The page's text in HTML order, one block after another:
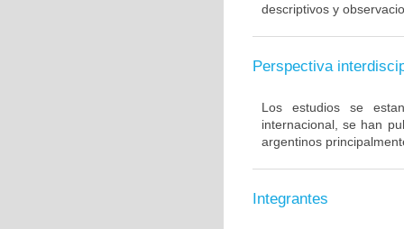
descriptivos y
Perspectiva
Los estudios se
internacional, se han
argentinos
Integrantes